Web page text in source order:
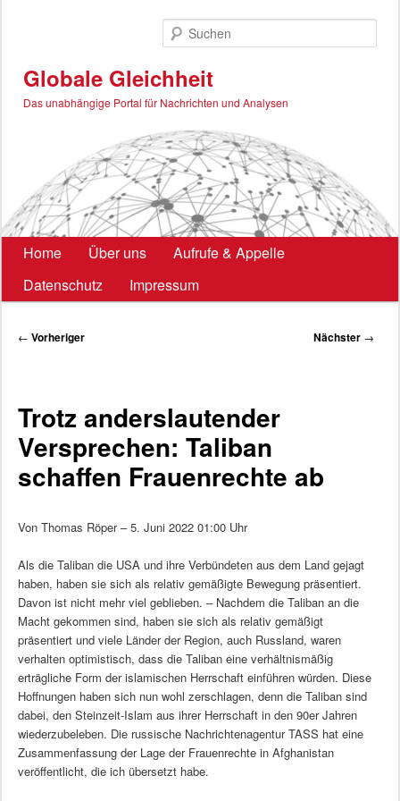
Globale Gleichheit
Das unabhängige Portal für Nachrichten und Analysen
Hauptmenü
Home Über uns
Aufrufe & Appelle
Datenschutz
Impressum
Beitragsnavigation
← Vorheriger Nächster →
Trotz anderslautender
Versprechen: Taliban
schaffen Frauenrechte ab
Von Thomas Röper – 5. Juni 2022 01:00 Uhr
Als die Taliban die USA und ihre Verbündeten aus dem Land gejagt
haben, haben sie sich als relativ gemäßigte Bewegung präsentiert.
Davon ist nicht mehr viel geblieben. – Nachdem die Taliban an die
Macht gekommen sind, haben sie sich als relativ gemäßigt
präsentiert und viele Länder der Region, auch Russland, waren
verhalten optimistisch, dass die Taliban eine verhältnismäßig
erträgliche Form der islamischen Herrschaft einführen würden. Diese
Hoffnungen haben sich nun wohl zerschlagen, denn die Taliban sind
dabei, den Steinzeit-Islam aus ihrer Herrschaft in den 90er Jahren
wiederzubeleben. Die russische Nachrichtenagentur TASS hat eine
Zusammenfassung der Lage der Frauenrechte in Afghanistan
veröffentlicht, die ich übersetzt habe.